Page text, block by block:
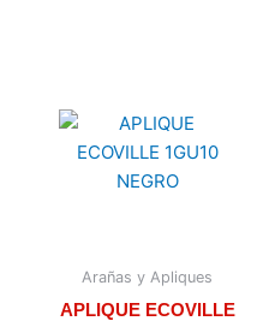
Arañas y Apliques
APLIQUE ECOVILLE